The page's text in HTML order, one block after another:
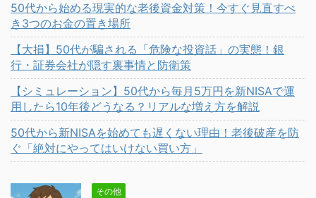
50代から始める現実的な老後資金対策！今すぐ見直すべ
き3つのお金の置き場所
【大損】50代が騙される「危険な投資話」の実態！銀
行・証券会社が隠す裏事情と防衛策
【シミュレーション】50代から毎月5万円を新NISAで運
用したら10年後どうなる？リアルな増え方を解説
50代から新NISAを始めても遅くない理由！老後破産を防
ぐ「絶対にやってはいけない買い方」
その他